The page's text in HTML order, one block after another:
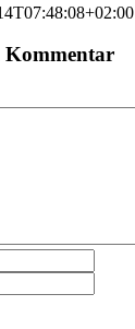
Kommentar